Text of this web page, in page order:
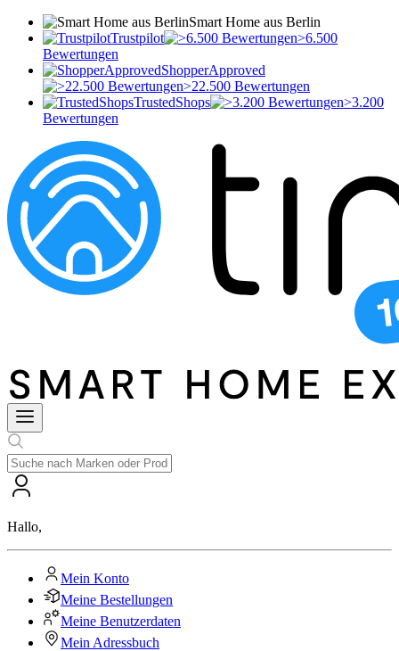
Smart Home aus Berlin
Trustpilot
>6.500
Bewertungen
ShopperApproved
>22.500 Bewertungen
TrustedShops
>3.200
Bewertungen
Hallo,
Mein Konto
Meine Bestellungen
Meine Benutzerdaten
Mein Adressbuch